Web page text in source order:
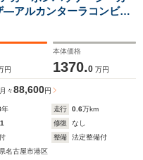
アルカンターラコンビシ
ッチ カーボンコンビハ
取説 スペアキー
円
本体価格
1370.0 万円
月々88,600円
年 走行 0.6万km
修復
なし
整備
法定整備付
名古屋市港区